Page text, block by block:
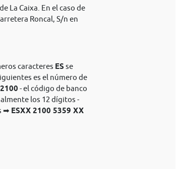
La Caixa. En el caso de
Roncal, S/n en
caracteres ES se
es el número de
2100 - el código de banco
los 12 dígitos -
➡ ESXX 2100 5359 XX